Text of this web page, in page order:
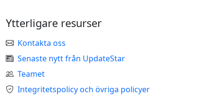
Ytterligare resurser
Kontakta oss
Senaste nytt från UpdateStar
Teamet
Integritetspolicy och övriga policyer